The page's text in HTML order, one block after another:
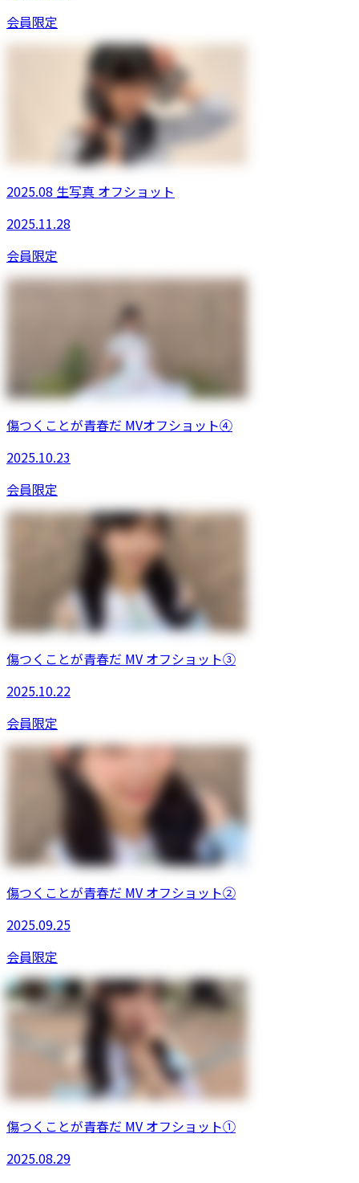
会員限定
2025.08 生写真 オフショット
2025.11.28
会員限定
傷つくことが青春だ MVオフショット④
2025.10.23
会員限定
傷つくことが青春だ MV オフショット③
2025.10.22
会員限定
傷つくことが青春だ MV オフショット②
2025.09.25
会員限定
傷つくことが青春だ MV オフショット①
2025.08.29